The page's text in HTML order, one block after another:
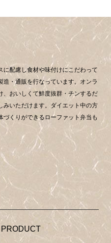
配慮し食材や味付けにこだわって
・通販を行なっています。オンラ
、おいしくて鮮度抜群・チンするだ
みいただけます。ダイエット中の方
くりができるローファット弁当も
PRODUCT